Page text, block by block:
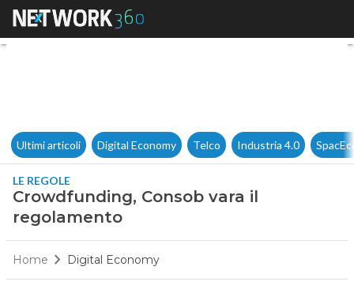
Crowdfunding, Consob vara
Ultimi articoli Digital Economy Telco Industria 4.0
LE REGOLE
Crowdfunding, Consob vara il
regolamento
Home Digital Economy